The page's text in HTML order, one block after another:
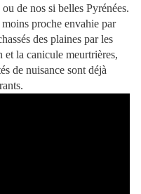
de nos si belles Pyrénées.
proche envahie par
des plaines par les
et la canicule meurtrières,
de nuisance sont déjà